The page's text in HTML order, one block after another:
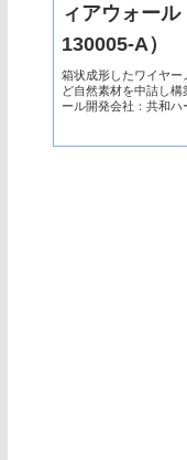
ィアウォー
130005-A）
箱状成形したワイヤー
ど自然素材を中詰し
ール開発会社：共和
技術は箱状に成形し